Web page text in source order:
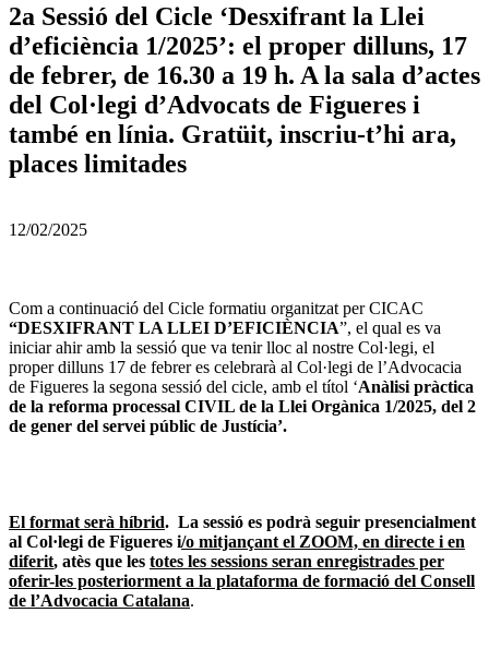
2a Sessió del Cicle ‘Desxifrant la Llei
d’eficiència 1/2025’: el proper dilluns, 17
de febrer, de 16.30 a 19 h. A la sala d’actes
del Col·legi d’Advocats de Figueres i
també en línia. Gratüit, inscriu-t’hi ara,
places limitades
12/02/2025
Com a continuació del Cicle formatiu organitzat per CICAC
“DESXIFRANT LA LLEI D’EFICIÈNCIA”, el qual es va
iniciar ahir amb la sessió que va tenir lloc al nostre Col·legi, el
proper dilluns 17 de febrer es celebrarà al Col·legi de l’Advocacia
de Figueres la segona sessió del cicle, amb el títol ‘Anàlisi pràctica
de la reforma processal CIVIL de la Llei Orgànica 1/2025, del 2
de gener del servei públic de Justícia’.
El format serà híbrid. La sessió es podrà seguir presencialment
al Col·legi de Figueres i/o mitjançant el ZOOM, en directe i en
diferit, atès que les totes les sessions seran enregistrades per
oferir-les posteriorment a la plataforma de formació del Consell
de l’Advocacia Catalana.